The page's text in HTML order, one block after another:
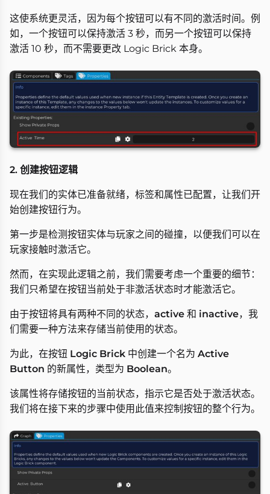
这使系统更灵活，因为每个按钮可以有不同的激活时间。例
如，一个按钮可以保持激活 3 秒，而另一个按钮可以保持
激活 10 秒，而不需要更改 Logic Brick 本身。
2. 创建按钮逻辑
现在我们的实体已准备就绪，标签和属性已配置，让我们开
始创建按钮行为。
第一步是检测按钮实体与玩家之间的碰撞，以便我们可以在
玩家接触时激活它。
然而，在实现此逻辑之前，我们需要考虑一个重要的细节：
我们只希望在按钮当前处于非激活状态时才能激活它。
由于按钮将具有两种不同的状态， active 和 inactive，我
们需要一种方法来存储当前使用的状态。
为此，在按钮 Logic Brick 中创建一个名为 Active
Button 的新属性，类型为 Boolean。
该属性将存储按钮的当前状态，指示它是否处于激活状态。
我们将在接下来的步骤中使用此值来控制按钮的整个行为。